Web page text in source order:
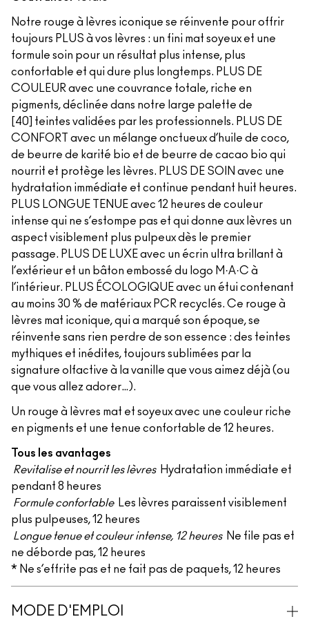
Notre rouge à lèvres iconique se réinvente pour offrir
toujours PLUS à vos lèvres : un fini mat soyeux et une
formule soin pour un résultat plus intense, plus
confortable et qui dure plus longtemps. PLUS DE
COULEUR avec une couvrance totale, riche en
pigments, déclinée dans notre large palette de
[40] teintes validées par les professionnels. PLUS DE
CONFORT avec un mélange onctueux d’huile de coco,
de beurre de karité bio et de beurre de cacao bio qui
nourrit et protège les lèvres. PLUS DE SOIN avec une
hydratation immédiate et continue pendant huit heures.
PLUS LONGUE TENUE avec 12 heures de couleur
intense qui ne s’estompe pas et qui donne aux lèvres un
aspect visiblement plus pulpeux dès le premier
passage. PLUS DE LUXE avec un écrin ultra brillant à
l’extérieur et un bâton embossé du logo M·A·C à
l’intérieur. PLUS ÉCOLOGIQUE avec un étui contenant
au moins 30 % de matériaux PCR recyclés. Ce rouge à
lèvres mat iconique, qui a marqué son époque, se
réinvente sans rien perdre de son essence : des teintes
mythiques et inédites, toujours sublimées par la
signature olfactive à la vanille que vous aimez déjà (ou
que vous allez adorer…).
Un rouge à lèvres mat et soyeux avec une couleur riche
en pigments et une tenue confortable de 12 heures.
Tous les avantages
Revitalise et nourrit les lèvres Hydratation immédiate et
pendant 8 heures
Formule confortable Les lèvres paraissent visiblement
plus pulpeuses, 12 heures
Longue tenue et couleur intense, 12 heures Ne file pas et
ne déborde pas, 12 heures
* Ne s’effrite pas et ne fait pas de paquets, 12 heures
MODE D'EMPLOI